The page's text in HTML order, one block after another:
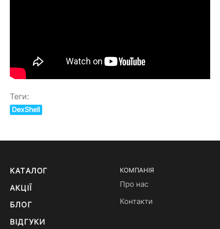
Теги:
DexShell
КАТАЛОГ
АКЦІЇ
БЛОГ
ВІДГУКИ
КОМПАНІЯ
Про нас
Контакти